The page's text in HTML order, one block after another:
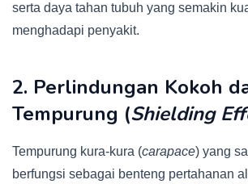
serta daya tahan tubuh yang semakin
menghadapi penyakit.
2. Perlindungan Kokoh
Tempurung (Shielding
Tempurung kura-kura (carapace) yang
berfungsi sebagai benteng pertahanan